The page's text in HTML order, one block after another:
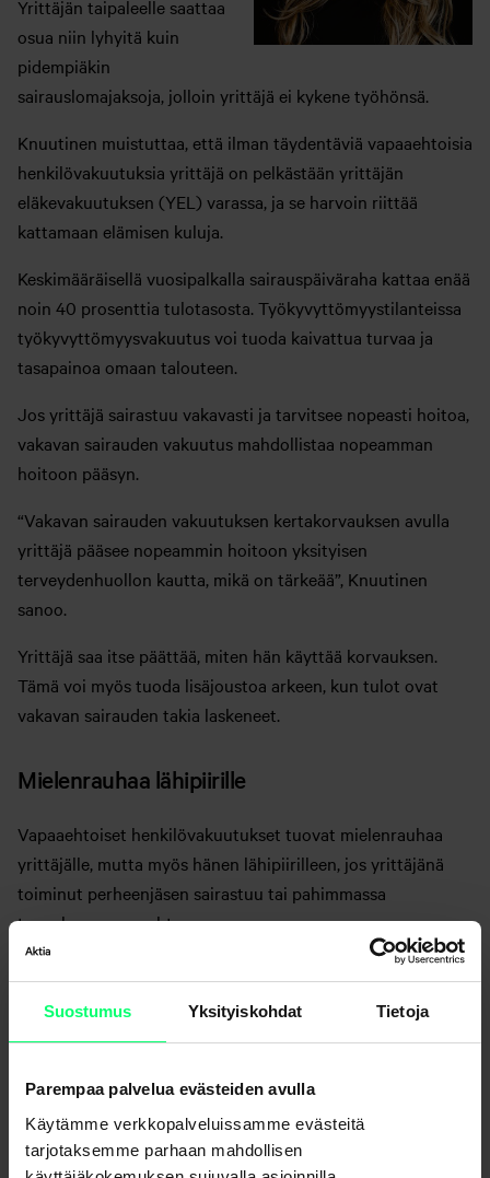
Suostumus Yksityiskohdat Tietoja
Parempaa palvelua evästeiden avulla
Käytämme verkkopalveluissamme evästeitä
tarjotaksemme parhaan mahdollisen
Yrittäjän taipaleelle saattaa
osua niin lyhyitä kuin
pidempiäkin
sairauslomajaksoja, jolloin yrittäjä ei kykene työhönsä.
Knuutinen muistuttaa, että ilman täydentäviä vapaaehtoisia
henkilövakuutuksia yrittäjä on pelkästään yrittäjän
eläkevakuutuksen (YEL) varassa, ja se harvoin riittää
kattamaan elämisen kuluja.
Keskimääräisellä vuosipalkalla sairauspäiväraha kattaa enää
noin 40 prosenttia tulotasosta. Työkyvyttömyystilanteissa
työkyvyttömyysvakuutus voi tuoda kaivattua turvaa ja
tasapainoa omaan talouteen.
Jos yrittäjä sairastuu vakavasti ja tarvitsee nopeasti hoitoa,
vakavan sairauden vakuutus mahdollistaa nopeamman
hoitoon pääsyn.
“Vakavan sairauden vakuutuksen kertakorvauksen avulla
yrittäjä pääsee nopeammin hoitoon yksityisen
terveydenhuollon kautta, mikä on tärkeää”, Knuutinen
sanoo.
Yrittäjä saa itse päättää, miten hän käyttää korvauksen.
Tämä voi myös tuoda lisäjoustoa arkeen, kun tulot ovat
vakavan sairauden takia laskeneet.
Mielenrauhaa lähipiirille
Vapaaehtoiset henkilövakuutukset tuovat mielenrauhaa
yrittäjälle, mutta myös hänen lähipiirilleen, jos yrittäjänä
toiminut perheenjäsen sairastuu tai pahimmassa
tapauksessa menehtyy.
Knuutisen mukaan henkivakuutuksesta saatavalla
kokonaan perintöverot, jotka saattavat tulla maksettavaksi
“Yrittäjällä saattaa oman asunnon lisäksi olla myös
sijoitusasuntoja, osakesalkku tai rahastoja.
Henkivakuutuskorvauksella mahdollistetaan muun muassa